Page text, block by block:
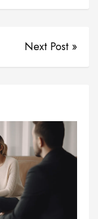
Next Post »